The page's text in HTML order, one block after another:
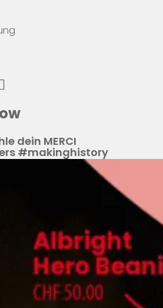
dein MERCI
#makinghistory